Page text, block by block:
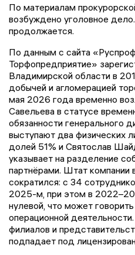
По материалам
возбуждено уголовное
продолжается.
По данным с сайта
Торфопредприятие»
Владимирской области в
добычей и агломерацией
мая 2026 года временно
Савельева в статусе
обязанности генерального
выступают два физических
долей 51% и Святослав
указывает на разделение
партнёрами. Штат компании
сократился: с 34
2025-м, при этом в
нулевой, что может
операционной
филиалов и
подпадает под